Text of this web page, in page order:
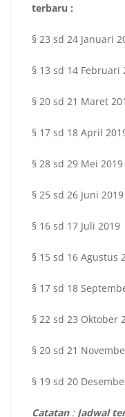
terbaru :
§ 23 sd 24 Januari
§ 13 sd 14 Februari
§ 20 sd 21 Maret
§ 17 sd 18 April
§ 28 sd 29 Mei 2019
§ 25 sd 26 Juni 2019
§ 16 sd 17 Juli 2019
§ 15 sd 16 Agustus
§ 17 sd 18
§ 22 sd 23 Oktober
§ 20 sd 21
§ 19 sd 20
Catatan : Jadwal